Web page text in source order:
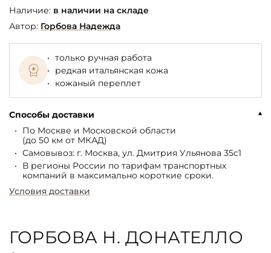
Наличие: в наличии на складе
Автор: Горбова Надежда
только ручная работа
редкая итальянская кожа
кожаный переплет
Способы доставки
По Москве и Московской области
(до 50 км от МКАД)
Самовывоз: г. Москва, ул. Дмитрия Ульянова 35с1
В регионы России по тарифам транспортных
компаний в максимально короткие сроки.
Условия доставки
ГОРБОВА Н. ДОНАТЕЛЛО